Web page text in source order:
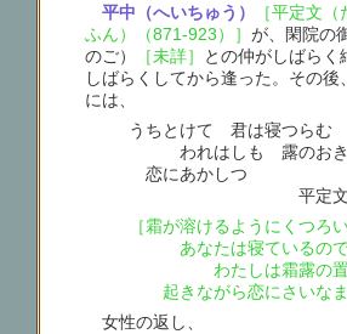
平中（へいちゅう）
［平定文
ふん）（871-923）］が、閑院の
のご）
［未詳］
との仲がしばらく
しばらくしてから逢った。その後
には、
うちとけて 君は寝つらむ
われはしも 露のおき
恋にあかしつ
平定文
［霜が溶けるようにくつろ
あなたは寝ているので
わたしは霜露の置
起きながら恋にさいなま
女性の返し、